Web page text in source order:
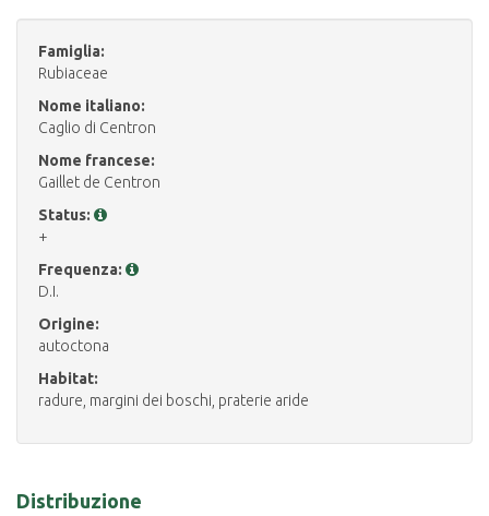
Famiglia:
Rubiaceae
Nome italiano:
Caglio di Centron
Nome francese:
Gaillet de Centron
Status:
+
Frequenza:
D.I.
Origine:
autoctona
Habitat:
radure, margini dei boschi, praterie aride
Distribuzione